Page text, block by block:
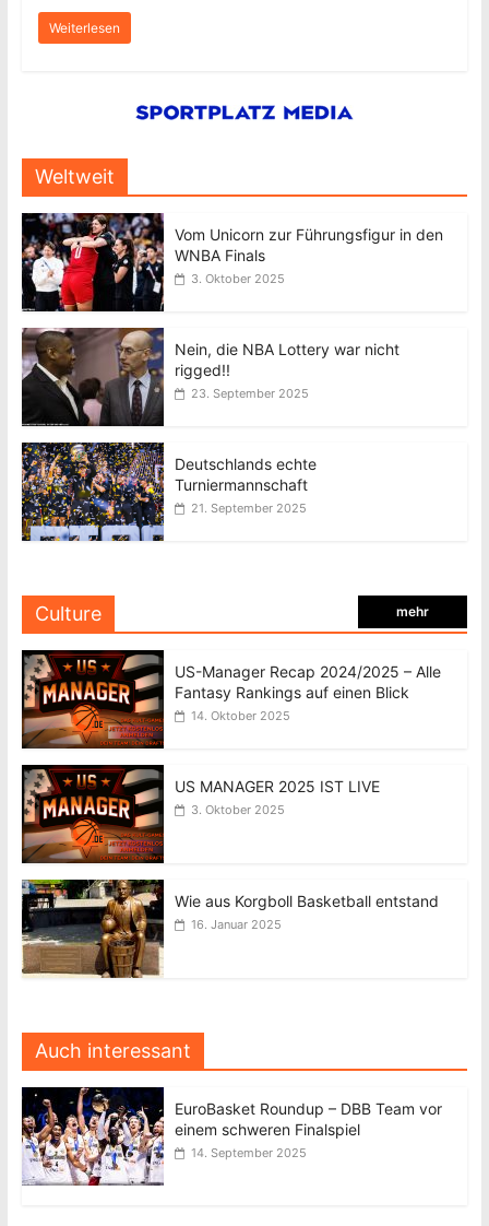
Weiterlesen
Weltweit
Vom Unicorn zur Führungsfigur in den
WNBA Finals
3. Oktober 2025
Nein, die NBA Lottery war nicht
rigged!!
23. September 2025
Deutschlands echte
Turniermannschaft
21. September 2025
Culture mehr
US-Manager Recap 2024/2025 – Alle
Fantasy Rankings auf einen Blick
14. Oktober 2025
US MANAGER 2025 IST LIVE
3. Oktober 2025
Wie aus Korgboll Basketball entstand
16. Januar 2025
Auch interessant
EuroBasket Roundup – DBB Team vor
einem schweren Finalspiel
14. September 2025